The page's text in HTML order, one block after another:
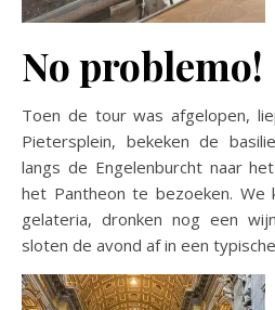
No problemo!
Toen de tour was afgelopen,
Pietersplein, bekeken de
langs de Engelenburcht naar
het Pantheon te bezoeken. We
gelateria, dronken nog een
sloten de avond af in een